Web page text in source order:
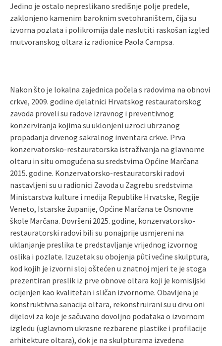
Jedino je ostalo nepreslikano središnje polje predele,
zaklonjeno kamenim baroknim svetohraništem, čija su
izvorna pozlata i polikromija dale naslutiti raskošan izgled
mutvoranskog oltara iz radionice Paola Campsa.
Nakon što je lokalna zajednica počela s radovima na obnovi
crkve, 2009. godine djelatnici Hrvatskog restauratorskog
zavoda proveli su radove izravnog i preventivnog
konzerviranja kojima su uklonjeni uzroci ubrzanog
propadanja drvenog sakralnog inventara crkve. Prva
konzervatorsko-restauratorska istraživanja na glavnome
oltaru in situ omogućena su sredstvima Općine Marčana
2015. godine. Konzervatorsko-restauratorski radovi
nastavljeni su u radionici Zavoda u Zagrebu sredstvima
Ministarstva kulture i medija Republike Hrvatske, Regije
Veneto, Istarske županije, Općine Marčana te Osnovne
škole Marčana. Dovršeni 2025. godine, konzervatorsko-
restauratorski radovi bili su ponajprije usmjereni na
uklanjanje preslika te predstavljanje vrijednog izvornog
oslika i pozlate. Izuzetak su obojenja pûti većine skulptura,
kod kojih je izvorni sloj oštećen u znatnoj mjeri te je stoga
prezentiran preslik iz prve obnove oltara koji je komisijski
ocijenjen kao kvalitetan i sličan izvornome. Obavljena je
konstruktivna sanacija oltara, rekonstruirani su u drvu oni
dijelovi za koje je sačuvano dovoljno podataka o izvornom
izgledu (uglavnom ukrasne rezbarene plastike i profilacije
arhitekture oltara), dok je na skulpturama izvedena